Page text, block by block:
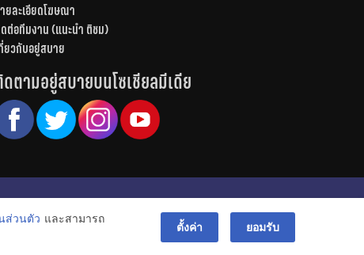
ยละเอียดโฆษณา
ต่อทีมงาน (แนะนำ ติชม)
ยวกับอยู่สบาย
ตามอยู่สบายบนโซเชียลมีเดีย
© สงวนลิขสิทธิ์ 2556-2564
ส่วนตัว และสามารถ
ตั้งค่า ยอมรับ